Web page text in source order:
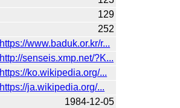
129
252
https://www.baduk.or.kr/r...
http://senseis.xmp.net/?K...
https://ko.wikipedia.org/...
https://ja.wikipedia.org/...
1984-12-05